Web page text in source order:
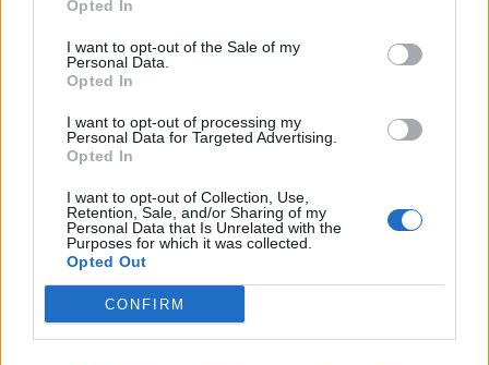
Opted In
I want to opt-out of the Sale of my
Personal Data.
Opted In
I want to opt-out of processing my
Personal Data for Targeted Advertising.
Opted In
I want to opt-out of Collection, Use,
Retention, Sale, and/or Sharing of my
Personal Data that Is Unrelated with the
Purposes for which it was collected.
Opted Out
CONFIRM